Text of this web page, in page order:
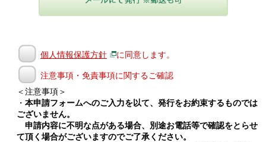
個人情報保護方針 に同意します。
注意事項・免責事項に関するご確認
＜注意事項＞
・ 本申請フォームへのご入力を以て、発行をお約束するものでは
ございません。
申請内容に不明な点がある場合、別途お電話等で確認をとらせ
て頂く場合がございますのでご了承ください。